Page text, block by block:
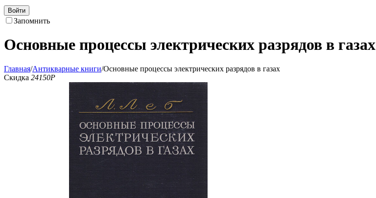
Войти
Запомнить
Основные процессы электрических разрядов в газах
Главная/Антикварные книги/Основные процессы электрических разрядов в газах
Скидка 24150Р